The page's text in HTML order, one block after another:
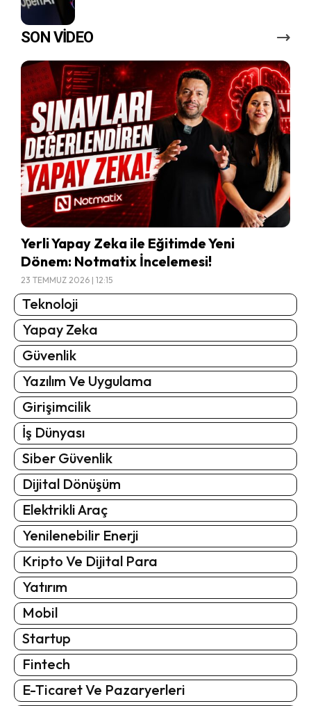
SON VİDEO
Yerli Yapay Zeka ile Eğitimde Yeni
Dönem: Notmatix İncelemesi!
23 TEMMUZ 2026 | 12:15
Teknoloji
Yapay Zeka
Güvenlik
Yazılım Ve Uygulama
Girişimcilik
İş Dünyası
Siber Güvenlik
Dijital Dönüşüm
Elektrikli Araç
Yenilenebilir Enerji
Kripto Ve Dijital Para
Yatırım
Mobil
Startup
Fintech
E-Ticaret Ve Pazaryerleri